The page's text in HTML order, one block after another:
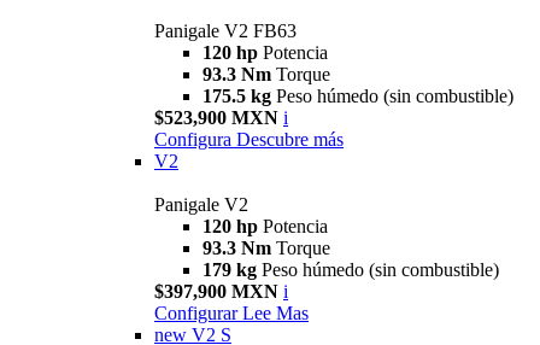
Panigale V2 FB63
120 hp Potencia
93.3 Nm Torque
175.5 kg Peso húmedo (sin combustible)
$523,900 MXN i
Configura Descubre más
V2
Panigale V2
120 hp Potencia
93.3 Nm Torque
179 kg Peso húmedo (sin combustible)
$397,900 MXN i
Configurar Lee Mas
new V2 S